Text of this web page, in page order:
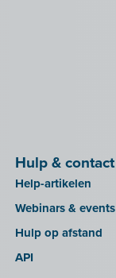
Hulp & contact
Help-artikelen
Webinars & events
Hulp op afstand
API